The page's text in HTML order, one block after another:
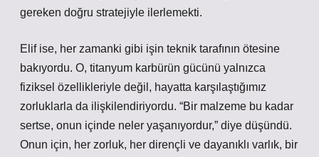
gereken doğru stratejiyle ilerlemekti.
Elif ise, her zamanki gibi işin teknik tarafının ötesine
bakıyordu. O, titanyum karbürün gücünü yalnızca
fiziksel özellikleriyle değil, hayatta karşılaştığımız
zorluklarla da ilişkilendiriyordu. “Bir malzeme bu kadar
sertse, onun içinde neler yaşanıyordur,” diye düşündü.
Onun için, her zorluk, her dirençli ve dayanıklı varlık, bir